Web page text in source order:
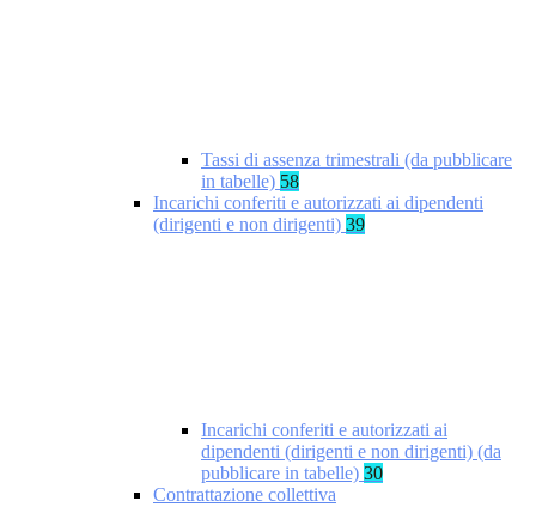
Tassi di assenza trimestrali (da pubblicare
in tabelle) 58
Incarichi conferiti e autorizzati ai dipendenti
(dirigenti e non dirigenti) 39
Incarichi conferiti e autorizzati ai
dipendenti (dirigenti e non dirigenti) (da
pubblicare in tabelle) 30
Contrattazione collettiva